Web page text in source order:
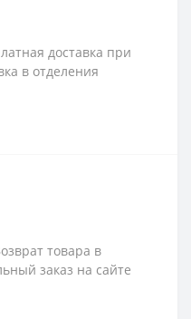
доставка при
в отделения
товара в
заказ на сайте